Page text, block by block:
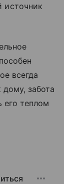
источник
всегда
забота
его теплом